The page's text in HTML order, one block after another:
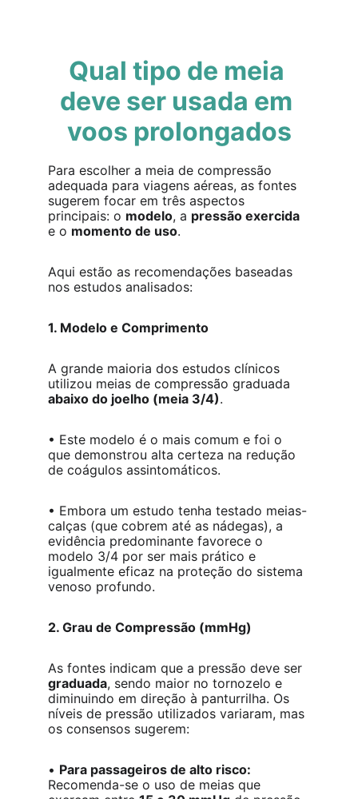
Qual tipo de meia
deve ser usada em
voos prolongados
Para escolher a meia de compressão
adequada para viagens aéreas, as fontes
sugerem focar em três aspectos
principais: o modelo, a pressão exercida
e o momento de uso.
Aqui estão as recomendações baseadas
nos estudos analisados:
1. Modelo e Comprimento
A grande maioria dos estudos clínicos
utilizou meias de compressão graduada
abaixo do joelho (meia 3/4).
• Este modelo é o mais comum e foi o
que demonstrou alta certeza na redução
de coágulos assintomáticos.
• Embora um estudo tenha testado meias-
calças (que cobrem até as nádegas), a
evidência predominante favorece o
modelo 3/4 por ser mais prático e
igualmente eficaz na proteção do sistema
venoso profundo.
2. Grau de Compressão (mmHg)
As fontes indicam que a pressão deve ser
graduada, sendo maior no tornozelo e
diminuindo em direção à panturrilha. Os
níveis de pressão utilizados variaram, mas
os consensos sugerem:
• Para passageiros de alto risco:
Recomenda-se o uso de meias que